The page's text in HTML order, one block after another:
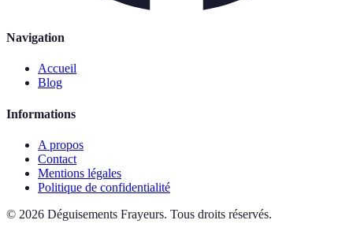
Navigation
Accueil
Blog
Informations
A propos
Contact
Mentions légales
Politique de confidentialité
© 2026 Déguisements Frayeurs. Tous droits réservés.